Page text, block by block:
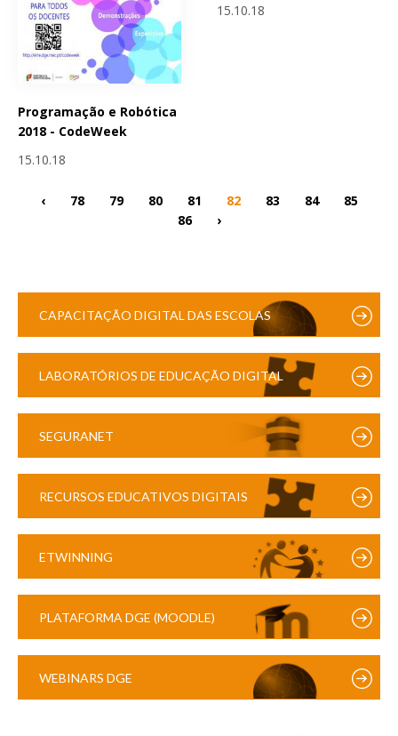
Programação e Robótica
2018 - CodeWeek
15.10.18
15.10.18
‹ 78 79 80 81 82 83 84
85
86
›
CAPACITAÇÃO DIGITAL DAS ESCOLAS
LABORATÓRIOS DE EDUCAÇÃO DIGITAL
SEGURANET
RECURSOS EDUCATIVOS DIGITAIS
ETWINNING
PLATAFORMA DGE (MOODLE)
WEBINARS DGE